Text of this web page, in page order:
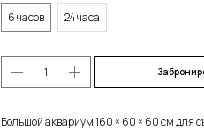
6 часов
24 часа
Большой аквариум 160 × 60 × 60 см для